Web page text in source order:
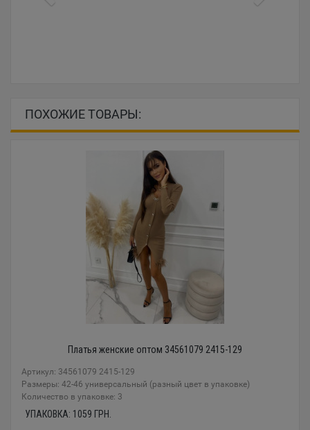
ПОХОЖИЕ ТОВАРЫ:
Платья женские оптом 34561079 2415-129
Артикул: 34561079 2415-129
Размеры: 42-46 универсальный (разный цвет в упаковке)
Количество в упаковке: 3
УПАКОВКА: 1059 ГРН.